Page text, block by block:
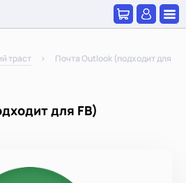
траст
Почта Outlook (подходит для
для FB)